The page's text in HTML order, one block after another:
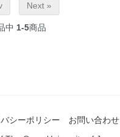
Next »
中 1-5商品
シーポリシー
お問い合わせ